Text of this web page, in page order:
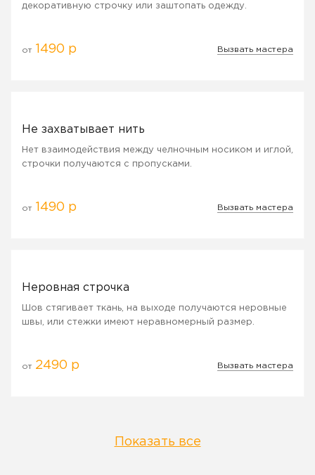
декоративную строчку или заштопать одежду.
от 1490 р Вызвать мастера
Не захватывает нить
Нет взаимодействия между челночным носиком и иглой,
строчки получаются с пропусками.
от 1490 р Вызвать мастера
Неровная строчка
Шов стягивает ткань, на выходе получаются неровные
швы, или стежки имеют неравномерный размер.
от 2490 р Вызвать мастера
Показать все